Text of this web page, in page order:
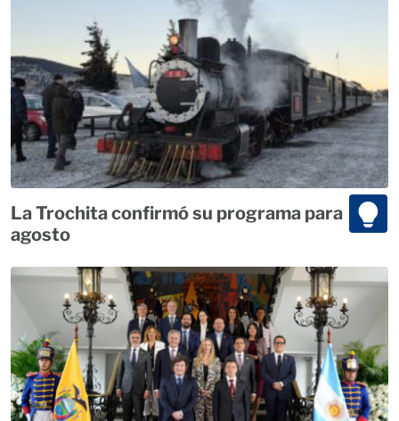
La Trochita confirmó su programa para
agosto